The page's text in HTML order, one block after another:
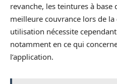
revanche, les teintures à
meilleure couvrance lors de
utilisation nécessite
notamment en ce qui
l’application.